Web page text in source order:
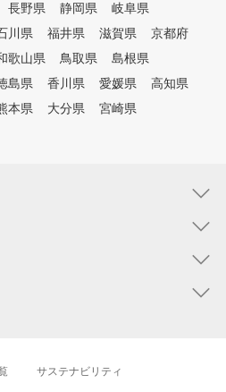
長野県 静岡県
岐阜県
川県 福井県 滋賀県
京都府
歌山県 鳥取県
島根県
島県 香川県 愛媛県
高知県
本県 大分県
宮崎県
サステナビリティ